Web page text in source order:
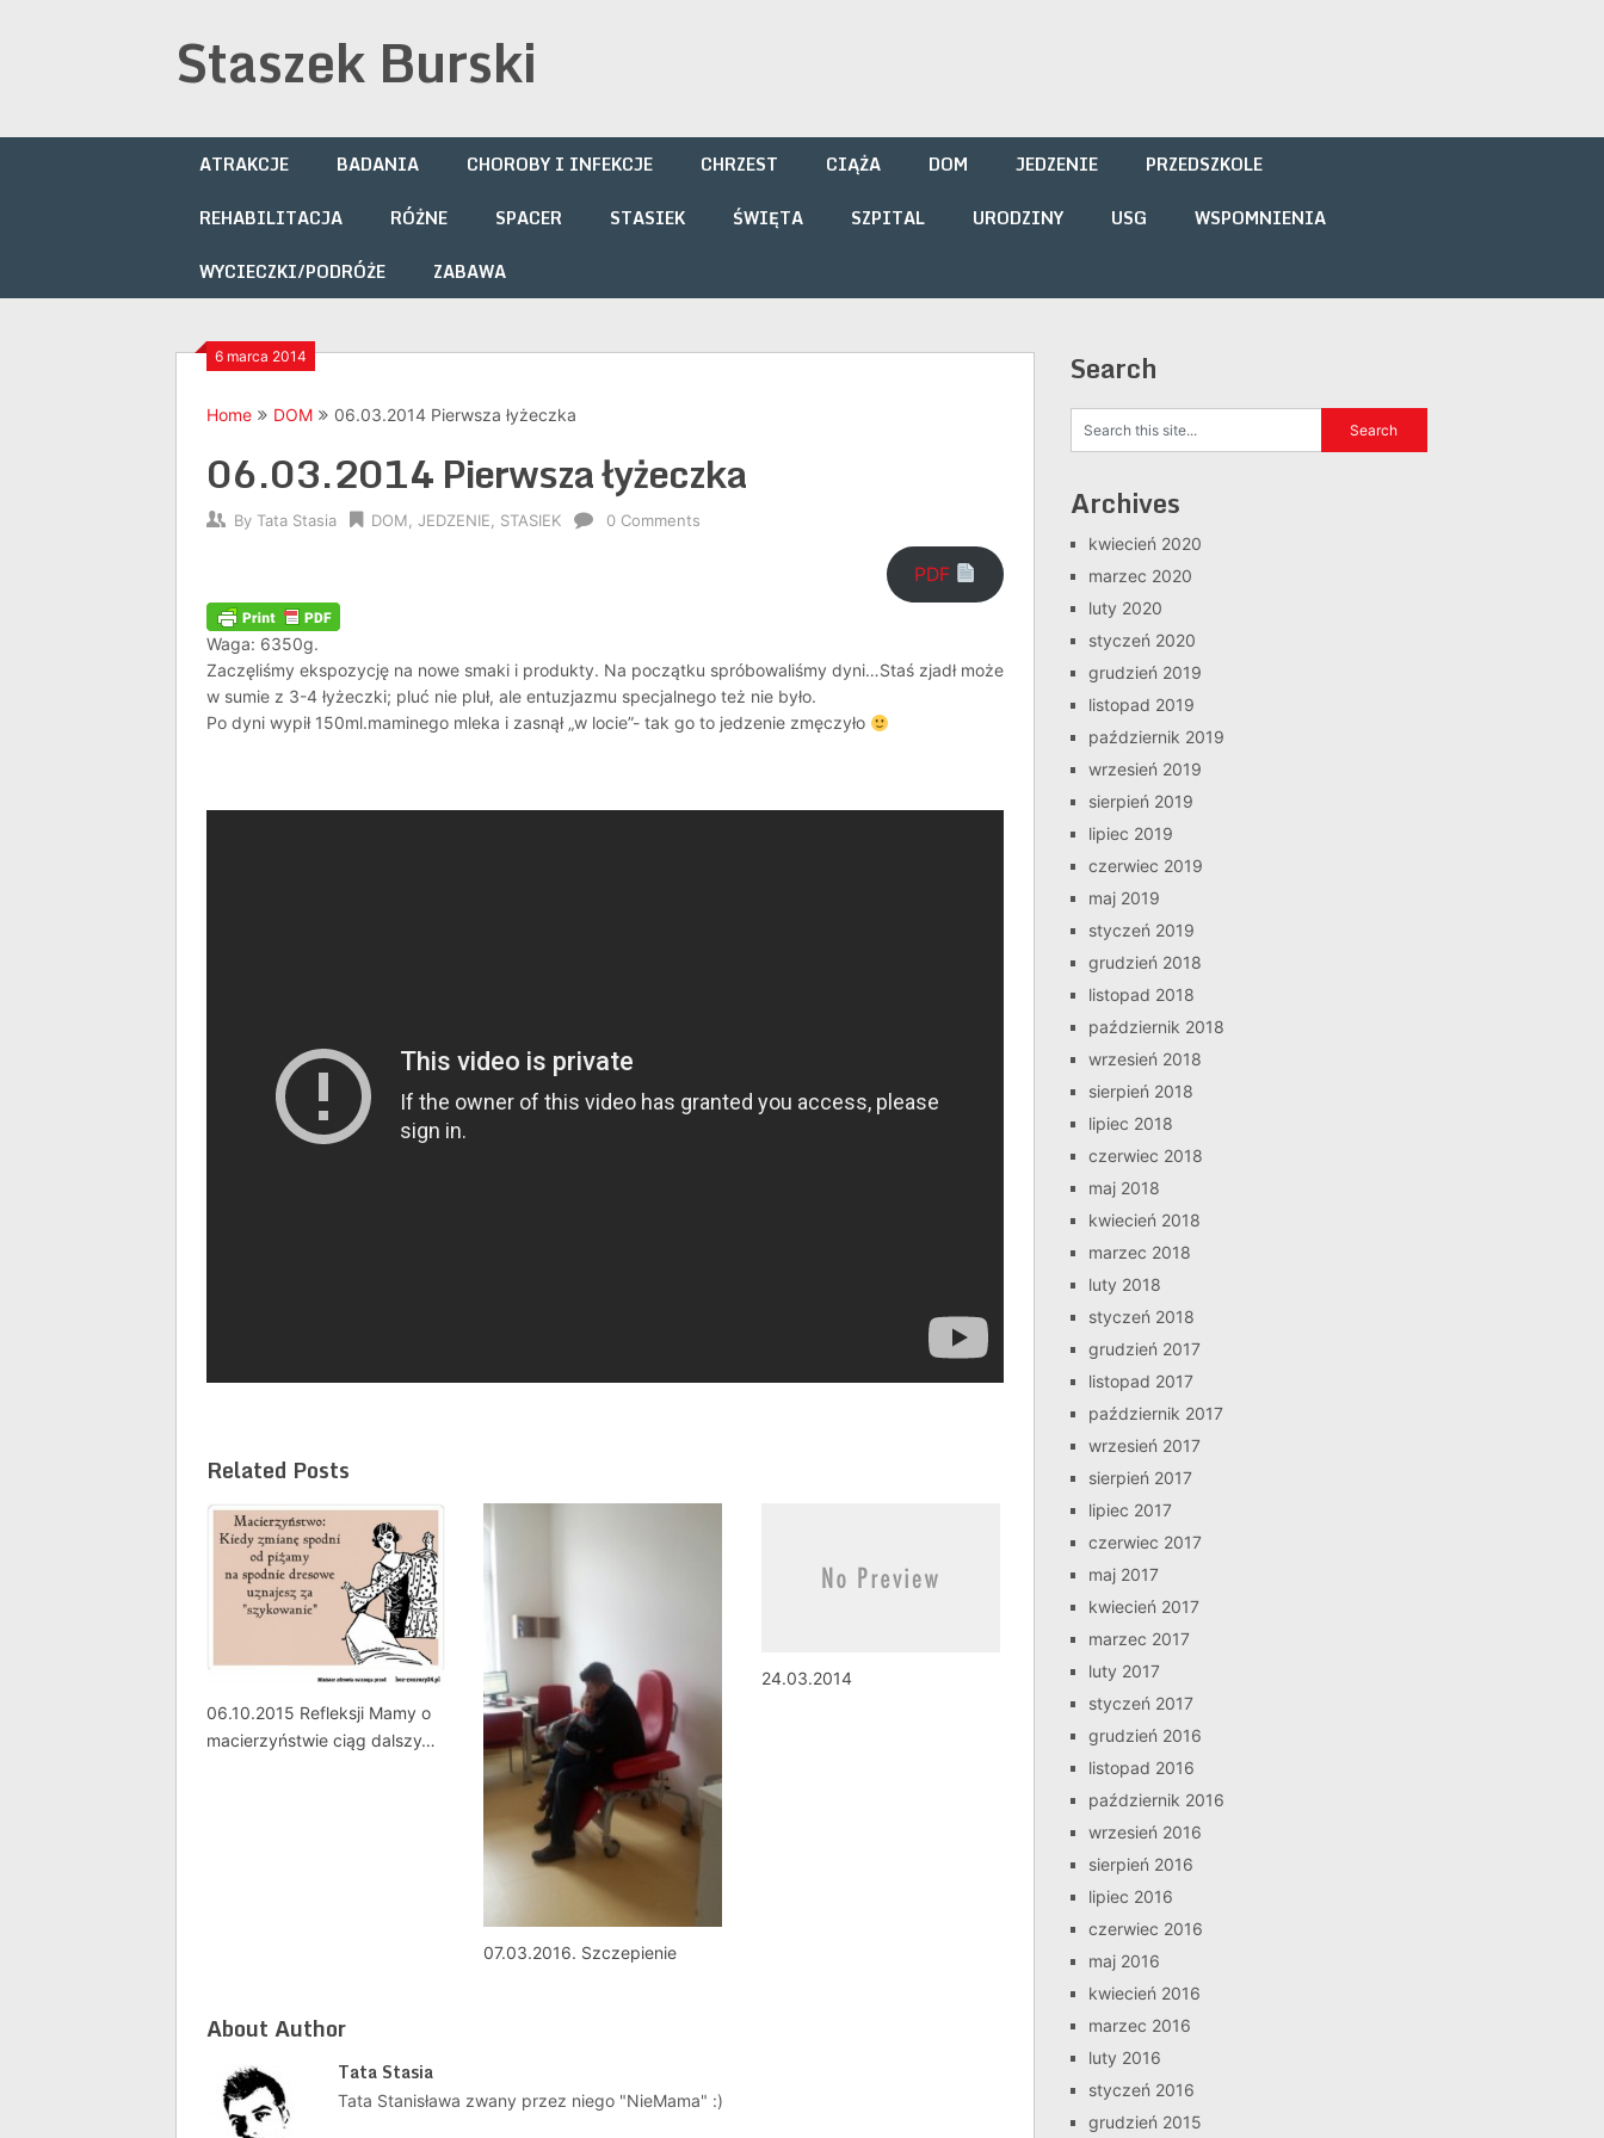
Staszek Burski
ATRAKCJE BADANIA CHOROBY I INFEKCJE CHRZEST CIĄŻA DOM JEDZENIE
PRZEDSZKOLE
REHABILITACJA
RÓŻNE SPACER STASIEK ŚWIĘTA SZPITAL URODZINY USG
WSPOMNIENIA
WYCIECZKI/PODRÓŻE
ZABAWA
6 marca 2014
Home DOM 06.03.2014 Pierwsza łyżeczka
06.03.2014 Pierwsza łyżeczka
By Tata Stasia DOM JEDZENIE STASIEK 0 Comments
PDF
Waga: 6350g.
Zaczęliśmy ekspozycję na nowe smaki i produkty. Na początku spróbowaliśmy dyni…Staś zjadł może
w sumie z 3-4 łyżeczki; pluć nie pluł, ale entuzjazmu specjalnego też nie było.
Po dyni wypił 150ml.maminego mleka i zasnął „w locie”- tak go to jedzenie zmęczyło
Related Posts
06.10.2015 Refleksji Mamy o
macierzyństwie ciąg dalszy…
07.03.2016. Szczepienie
24.03.2014
About Author
Tata Stasia
Tata Stanisława zwany przez niego "NieMama" :)
Search
Archives
kwiecień 2020
marzec 2020
luty 2020
styczeń 2020
grudzień 2019
listopad 2019
październik 2019
wrzesień 2019
sierpień 2019
lipiec 2019
czerwiec 2019
maj 2019
styczeń 2019
grudzień 2018
listopad 2018
październik 2018
wrzesień 2018
sierpień 2018
lipiec 2018
czerwiec 2018
maj 2018
kwiecień 2018
marzec 2018
luty 2018
styczeń 2018
grudzień 2017
listopad 2017
październik 2017
wrzesień 2017
sierpień 2017
lipiec 2017
czerwiec 2017
maj 2017
kwiecień 2017
marzec 2017
luty 2017
styczeń 2017
grudzień 2016
listopad 2016
październik 2016
wrzesień 2016
sierpień 2016
lipiec 2016
czerwiec 2016
maj 2016
kwiecień 2016
marzec 2016
luty 2016
styczeń 2016
grudzień 2015